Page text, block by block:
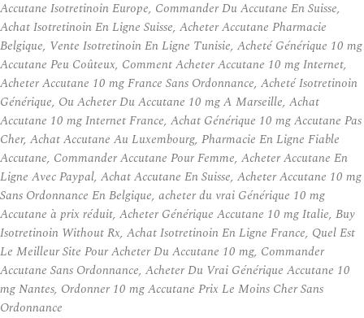
Accutane Isotretinoin Europe, Commander Du Accutane En Suisse,
Achat Isotretinoin En Ligne Suisse, Acheter Accutane Pharmacie
Belgique, Vente Isotretinoin En Ligne Tunisie, Acheté Générique 10 mg
Accutane Peu Coûteux, Comment Acheter Accutane 10 mg Internet,
Acheter Accutane 10 mg France Sans Ordonnance, Acheté Isotretinoin
Générique, Ou Acheter Du Accutane 10 mg A Marseille, Achat
Accutane 10 mg Internet France, Achat Générique 10 mg Accutane Pas
Cher, Achat Accutane Au Luxembourg, Pharmacie En Ligne Fiable
Accutane, Commander Accutane Pour Femme, Acheter Accutane En
Ligne Avec Paypal, Achat Accutane En Suisse, Acheter Accutane 10 mg
Sans Ordonnance En Belgique, acheter du vrai Générique 10 mg
Accutane à prix réduit, Acheter Générique Accutane 10 mg Italie, Buy
Isotretinoin Without Rx, Achat Isotretinoin En Ligne France, Quel Est
Le Meilleur Site Pour Acheter Du Accutane 10 mg, Commander
Accutane Sans Ordonnance, Acheter Du Vrai Générique Accutane 10
mg Nantes, Ordonner 10 mg Accutane Prix Le Moins Cher Sans
Ordonnance